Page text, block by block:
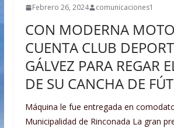
Febrero 26, 2024 comunicaciones1
CON MODERNA
CUENTA CLUB
GÁLVEZ PARA REGAR
DE SU CANCHA DE
Máquina le fue entregada en
Municipalidad de Rinconada La gran